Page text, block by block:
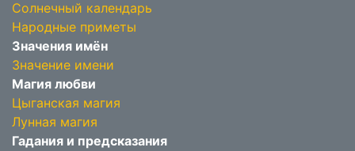
Солнечный календарь
Народные приметы
Значения имён
Значение имени
Магия любви
Цыганская магия
Лунная магия
Гадания и предсказания